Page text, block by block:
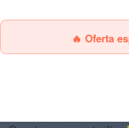
🔥 Oferta